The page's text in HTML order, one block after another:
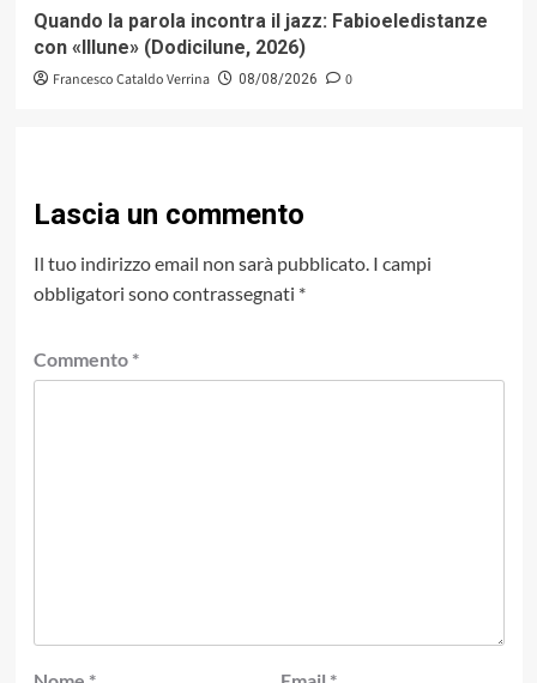
Quando la parola incontra il jazz: Fabioeledistanze
con «Illune» (Dodicilune, 2026)
Francesco Cataldo Verrina 08/08/2026 0
Lascia un commento
Il tuo indirizzo email non sarà pubblicato. I campi
obbligatori sono contrassegnati *
Commento *